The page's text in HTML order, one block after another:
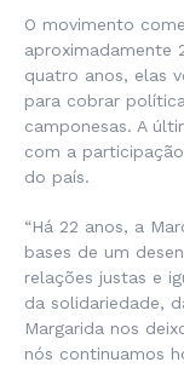
O movimento
aproximadamente
quatro anos, elas
para cobrar
camponesas. A
com a
do país.
“Há 22 anos, a
bases de um
relações justas e
da solidariedade,
Margarida nos
nós continuamos